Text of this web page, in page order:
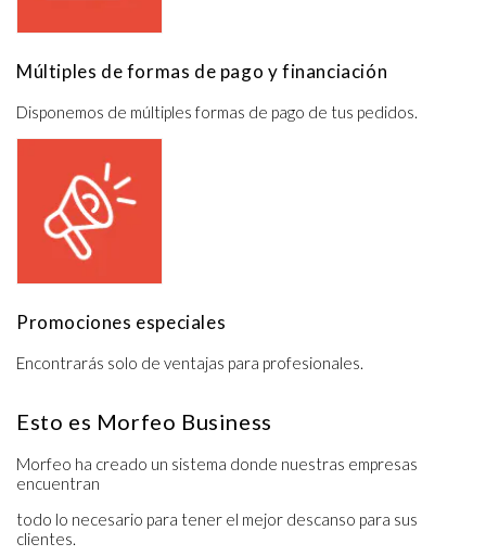
Múltiples de formas de pago y financiación
Disponemos de múltiples formas de pago de tus pedidos.
Promociones especiales
Encontrarás solo de ventajas para profesionales.
Esto es Morfeo Business
Morfeo ha creado un sistema donde nuestras empresas
encuentran
todo lo necesario para tener el mejor descanso para sus
clientes.